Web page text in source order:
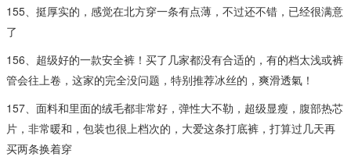
155、挺厚实的，感觉在北方穿一条有点薄，不过还不错，已经很满意
了
156、超级好的一款安全裤！买了几家都没有合适的，有的档太浅或裤
管会往上卷，这家的完全没问题，特别推荐冰丝的，爽滑透氣！
157、面料和里面的绒毛都非常好，弹性大不勒，超级显瘦，腹部热芯
片，非常暖和，包装也很上档次的，大爱这条打底裤，打算过几天再
买两条换着穿